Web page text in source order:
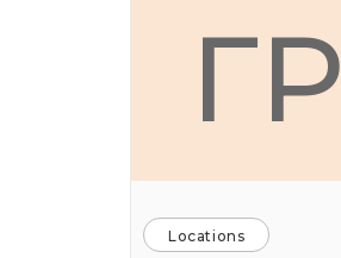
ГР
Locations